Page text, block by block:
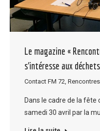
Le magazine «
s’intéresse aux déchets
Contact FM 72
Dans le cadre de la fête
samedi 30 avril par la